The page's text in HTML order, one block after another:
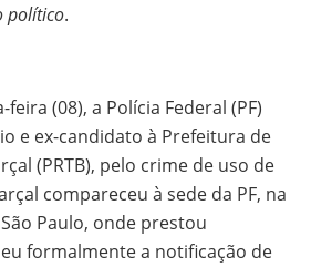
político.
(08), a Polícia Federal (PF)
e ex-candidato à Prefeitura de
(PRTB), pelo crime de uso de
compareceu à sede da PF, na
Paulo, onde prestou
formalmente a notificação de